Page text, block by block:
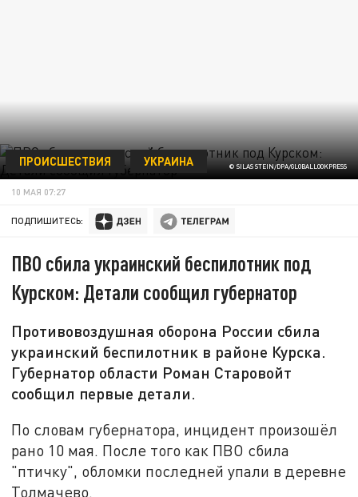
© SILAS STEIN/DPA/GLOBALLOOKPRESS
ПРОИСШЕСТВИЯ УКРАИНА
10 МАЯ 07:27
ПОДПИШИТЕСЬ:
ПВО сбила украинский беспилотник под
Курском: Детали сообщил губернатор
Противовоздушная оборона России сбила
украинский беспилотник в районе Курска.
Губернатор области Роман Старовойт
сообщил первые детали.
По словам губернатора, инцидент произошёл
рано 10 мая. После того как ПВО сбила
"птичку", обломки последней упали в деревне
Толмачево.